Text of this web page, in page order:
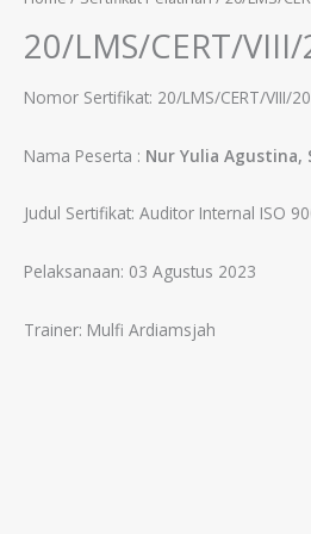
20/LMS/CERT/
Nomor Sertifikat: 20/LMS/CERT/VIII/
Nama Peserta : Nur Yulia Agustina,
Judul Sertifikat: Auditor Internal ISO
Pelaksanaan: 03 Agustus 2023
Trainer: Mulfi Ardiamsjah